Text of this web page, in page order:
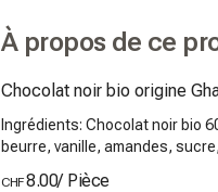
À propos de ce
Chocolat noir bio origine
Ingrédients: Chocolat noir bio
beurre, vanille, amandes,
CHF8.00/ Pièce